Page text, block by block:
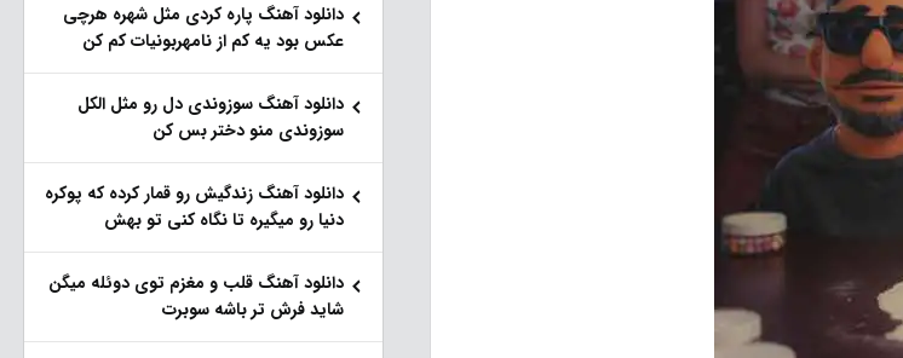
دانلود آهنگ پاره کردی مثل شهره هرچی
عکس بود یه کم از نامهربونیات کم کن
دانلود آهنگ سوزوندی دل رو مثل الکل
سوزوندی منو دختر بس کن
دانلود آهنگ زندگیش رو قمار کرده که پوکره
دنیا رو میگیره تا نگاه کنی تو بهش
دانلود آهنگ قلب و مغزم توی دوئله میگن
شاید فرش تر باشه سوبرت